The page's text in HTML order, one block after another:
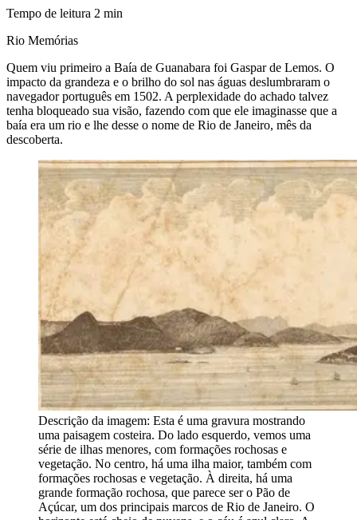
Tempo de leitura 2 min
Rio Memórias
Quem viu primeiro a Baía de Guanabara foi Gaspar de Lemos. O
impacto da grandeza e o brilho do sol nas águas deslumbraram o
navegador português em 1502. A perplexidade do achado talvez
tenha bloqueado sua visão, fazendo com que ele imaginasse que a
baía era um rio e lhe desse o nome de Rio de Janeiro, mês da
descoberta.
Descrição da imagem: Esta é uma gravura mostrando
uma paisagem costeira. Do lado esquerdo, vemos uma
série de ilhas menores, com formações rochosas e
vegetação. No centro, há uma ilha maior, também com
formações rochosas e vegetação. À direita, há uma
grande formação rochosa, que parece ser o Pão de
Açúcar, um dos principais marcos de Rio de Janeiro. O